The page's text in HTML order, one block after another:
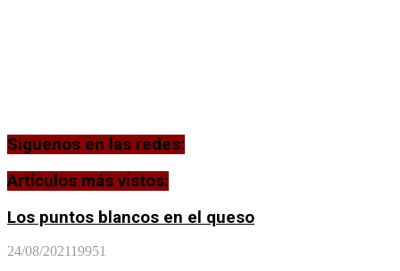
Siguenos en las redes:
Artículos más vistos:
Los puntos blancos en el queso
24/08/202119951